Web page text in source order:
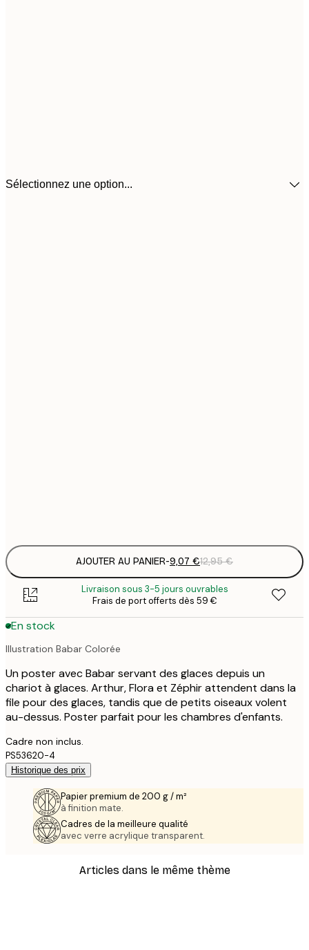
Sélectionnez une option...
AJOUTER AU PANIER-9,07 €12,95 €
Livraison sous 3-5 jours ouvrables
Frais de port offerts dès 59 €
En stock
Illustration Babar Colorée
Un poster avec Babar servant des glaces depuis un
chariot à glaces. Arthur, Flora et Zéphir attendent dans la
file pour des glaces, tandis que de petits oiseaux volent
au-dessus. Poster parfait pour les chambres d'enfants.
Cadre non inclus.
PS53620-4
Historique des prix
Papier premium de 200 g / m²
à finition mate.
Cadres de la meilleure qualité
avec verre acrylique transparent.
Articles dans le même thème